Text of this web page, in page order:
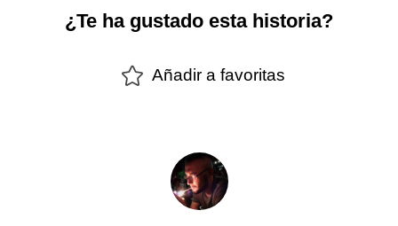
¿Te ha gustado esta historia?
Añadir a favoritas